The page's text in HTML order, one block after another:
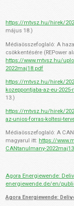
https://mtvsz.hu/hirek/
május 18.)
Médiaösszefoglaló: A
csökkentésére (REPower
https://www.mtvsz.hu/
2022maj18.pdf
https://mtvsz.hu/hirek/
kozeppontjaba-az-eu-
13.)
https://mtvsz.hu/hirek/
az-unios-forras-koltesi-
Médiaösszefoglaló: A
magyarul itt: https://
CANtanulmany-
Agora Energiewende:
energiewende.de/en/
Agora Energiewende: